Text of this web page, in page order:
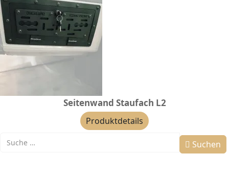
Seitenwand Staufach L2
Produktdetails
Suchen
Suchen